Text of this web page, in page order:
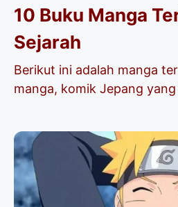
10 Buku Manga
Sejarah
Berikut ini adalah manga
manga, komik Jepang